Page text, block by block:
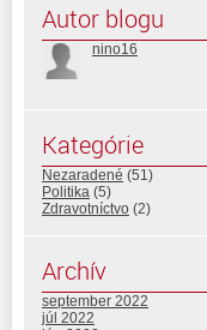
Autor blogu
nino16
Kategórie
Nezaradené (51)
Politika (5)
Zdravotníctvo (2)
Archív
september 2022
júl 2022